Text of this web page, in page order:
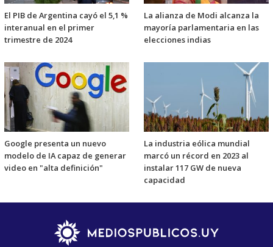
El PIB de Argentina cayó el 5,1 %
interanual en el primer
trimestre de 2024
La alianza de Modi alcanza la
mayoría parlamentaria en las
elecciones indias
Google presenta un nuevo
modelo de IA capaz de generar
video en "alta definición"
La industria eólica mundial
marcó un récord en 2023 al
instalar 117 GW de nueva
capacidad